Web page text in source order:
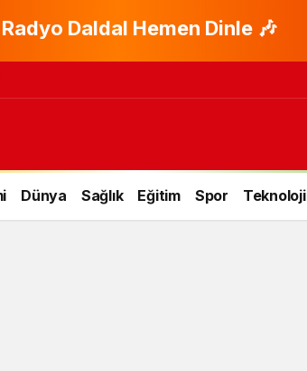
Daldal Hemen Dinle 🎶
Dünya Sağlık Eğitim Spor Teknoloji